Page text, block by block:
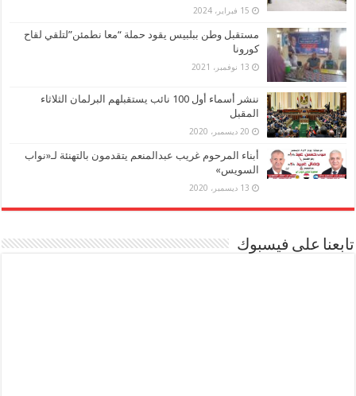
15 فبراير، 2024
مستقبل وطن ببلبيس يقود حملة “معا نطمئن”لتلقي لقاح
كورونا
13 نوفمبر، 2021
ننشر أسماء أول 100 نائب يستقبلهم البرلمان الثلاثاء
المقبل
20 ديسمبر، 2020
أبناء المرحوم غريب عبدالمنعم يتقدمون بالتهنئة لـ«نواب
السويس»
13 ديسمبر، 2020
تابعنا على فيسبوك